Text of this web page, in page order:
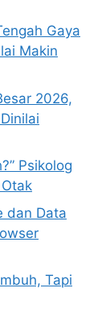
Gaya
Makin
2026,
Psikolog
dan Data
Tapi